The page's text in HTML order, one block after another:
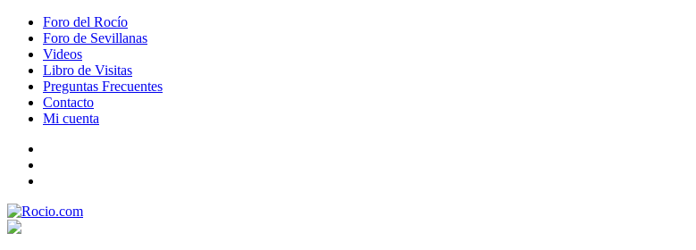
Foro del Rocío
Foro de Sevillanas
Videos
Libro de Visitas
Preguntas Frecuentes
Contacto
Mi cuenta